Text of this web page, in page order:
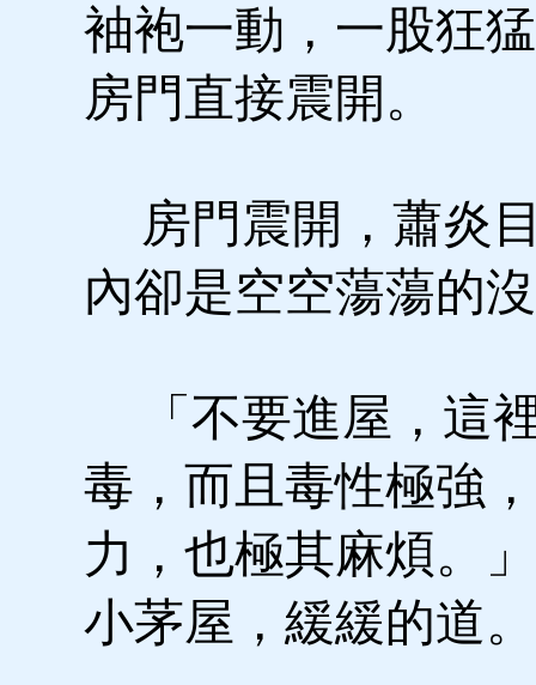
袖袍一動，一股狂
房門直接震開。
房門震開，蕭炎
內卻是空空蕩蕩的
「不要進屋，這
毒，而且毒性極強
力，也極其麻煩。
小茅屋，緩緩的道。